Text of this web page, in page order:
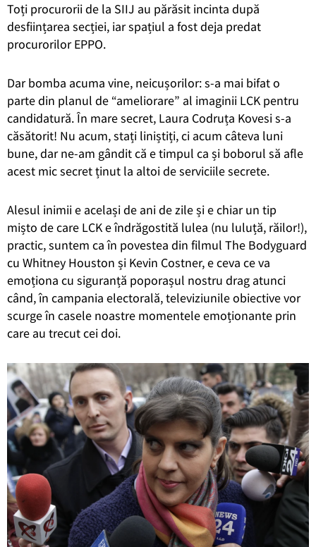
Toți procurorii de la SIIJ au părăsit incinta după
desființarea secției, iar spațiul a fost deja predat
procurorilor EPPO.
Dar bomba acuma vine, neicușorilor: s-a mai bifat o
parte din planul de “ameliorare” al imaginii LCK pentru
candidatură. În mare secret, Laura Codruța Kovesi s-a
căsătorit! Nu acum, stați liniștiți, ci acum câteva luni
bune, dar ne-am gândit că e timpul ca și boborul să afle
acest mic secret ținut la altoi de serviciile secrete.
Alesul inimii e același de ani de zile și e chiar un tip
mișto de care LCK e îndrăgostită lulea (nu luluță, răilor!),
practic, suntem ca în povestea din filmul The Bodyguard
cu Whitney Houston și Kevin Costner, e ceva ce va
emoționa cu siguranță poporașul nostru drag atunci
când, în campania electorală, televiziunile obiective vor
scurge în casele noastre momentele emoționante prin
care au trecut cei doi.